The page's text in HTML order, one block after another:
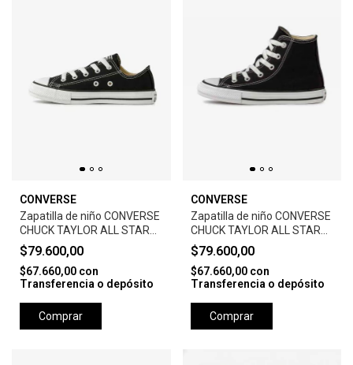
CONVERSE
Zapatilla de niño CONVERSE
CHUCK TAYLOR ALL STAR
CORE-BLACK
$79.600,00
$67.660,00 con
Transferencia o depósito
Comprar
CONVERSE
Zapatilla de niño CONVERSE
CHUCK TAYLOR ALL STAR
CORE HI -BLACK/WHITE
$79.600,00
$67.660,00 con
Transferencia o depósito
Comprar